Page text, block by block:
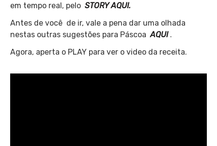
em tempo real, pelo STORY AQUI.
Antes de você de ir, vale a pena dar uma olhada
nestas outras sugestões para PáscoaAQUI .
Agora, aperta o PLAY para ver o video da receita.